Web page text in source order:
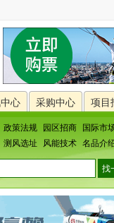
心 采购中心 项目
政策法规 园区招商
国际市
测风选址 风能技术 名品介